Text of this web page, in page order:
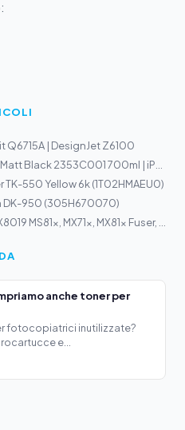
Q6715A | DesignJet Z6100
TK-550 Yellow 6k (1T02HMAEU0)
DK-950 (305H670070)
anche toner per
fotocopiatrici inutilizzate?
e...